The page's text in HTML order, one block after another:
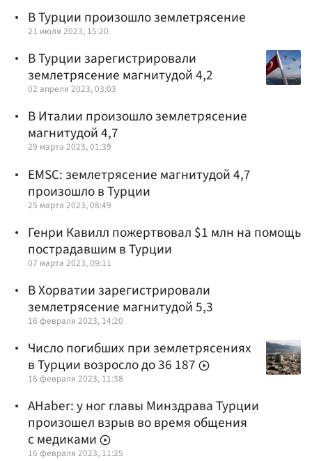
В Турции произошло землетрясение
21 июля 2023, 15:20
В Турции зарегистрировали
землетрясение магнитудой 4,2
02 апреля 2023, 03:03
В Италии произошло землетрясение
магнитудой 4,7
29 марта 2023, 01:39
EMSC: землетрясение магнитудой 4,7
произошло в Турции
25 марта 2023, 08:49
Генри Кавилл пожертвовал $1 млн на помощь
пострадавшим в Турции
07 марта 2023, 09:11
В Хорватии зарегистрировали
землетрясение магнитудой 5,3
16 февраля 2023, 14:20
Число погибших при землетрясениях
в Турции возросло до 36 187
16 февраля 2023, 11:38
AHaber: у ног главы Минздрава Турции
произошел взрыв во время общения
с медиками
16 февраля 2023, 11:25